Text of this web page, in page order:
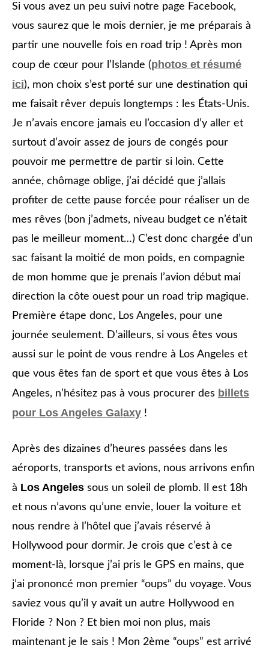
Si vous avez un peu suivi notre page Facebook,
vous saurez que le mois dernier, je me préparais à
partir une nouvelle fois en road trip ! Après mon
coup de cœur pour l’Islande (photos et résumé
ici), mon choix s’est porté sur une destination qui
me faisait rêver depuis longtemps : les États-Unis.
Je n’avais encore jamais eu l’occasion d’y aller et
surtout d’avoir assez de jours de congés pour
pouvoir me permettre de partir si loin. Cette
année, chômage oblige, j’ai décidé que j’allais
profiter de cette pause forcée pour réaliser un de
mes rêves (bon j’admets, niveau budget ce n’était
pas le meilleur moment…) C’est donc chargée d’un
sac faisant la moitié de mon poids, en compagnie
de mon homme que je prenais l’avion début mai
direction la côte ouest pour un road trip magique.
Première étape donc, Los Angeles, pour une
journée seulement. D’ailleurs, si vous êtes vous
aussi sur le point de vous rendre à Los Angeles et
que vous êtes fan de sport et que vous êtes à Los
Angeles, n’hésitez pas à vous procurer des billets
pour Los Angeles Galaxy !
Après des dizaines d’heures passées dans les
aéroports, transports et avions, nous arrivons enfin
à Los Angeles sous un soleil de plomb. Il est 18h
et nous n’avons qu’une envie, louer la voiture et
nous rendre à l’hôtel que j’avais réservé à
Hollywood pour dormir. Je crois que c’est à ce
moment-là, lorsque j’ai pris le GPS en mains, que
j’ai prononcé mon premier “oups” du voyage. Vous
saviez vous qu’il y avait un autre Hollywood en
Floride ? Non ? Et bien moi non plus, mais
maintenant je le sais ! Mon 2ème “oups” est arrivé